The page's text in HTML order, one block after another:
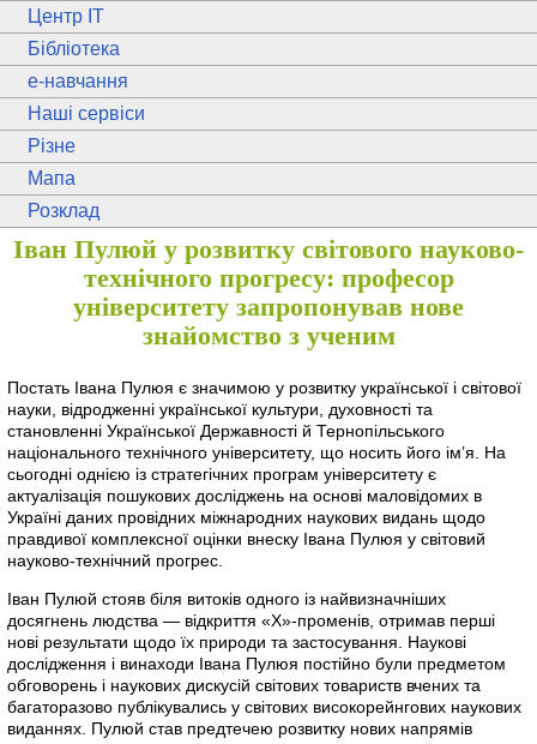
Центр ІТ
Бібліотека
e-навчання
Наші сервіси
Різне
Мапа
Розклад
Іван Пулюй у розвитку світового науково-
технічного прогресу: професор
університету запропонував нове
знайомство з ученим
Постать Івана Пулюя є значимою у розвитку української і світової
науки, відродженні української культури, духовності та
становленні Української Державності й Тернопільського
національного технічного університету, що носить його ім’я. На
сьогодні однією із стратегічних програм університету є
актуалізація пошукових досліджень на основі маловідомих в
Україні даних провідних міжнародних наукових видань щодо
правдивої комплексної оцінки внеску Івана Пулюя у світовий
науково-технічний прогрес.
Іван Пулюй стояв біля витоків одного із найвизначніших
досягнень людства — відкриття «X»-променів, отримав перші
нові результати щодо їх природи та застосування. Наукові
дослідження і винаходи Івана Пулюя постійно були предметом
обговорень і наукових дискусій світових товариств вчених та
багаторазово публікувались у світових високорейнгових наукових
виданнях. Пулюй став предтечею розвитку нових напрямів